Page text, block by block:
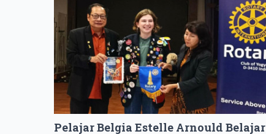
Pelajar Belgia Estelle Arnould Belajar